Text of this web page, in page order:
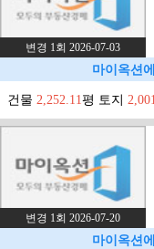
변경 1회 2026-07-03
마이옥션
건물 2,252.11평 토지
변경 1회 2026-07-20
마이옥션